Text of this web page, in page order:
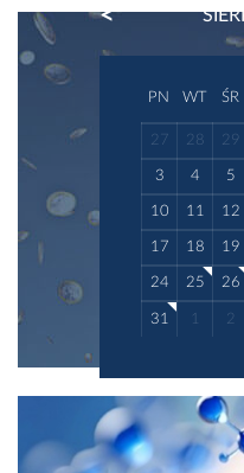
PREVIOUS
PN WT ŚR
27 28 29
3 4 5
10 11 12
17 18 19
24 25 26
31 1 2